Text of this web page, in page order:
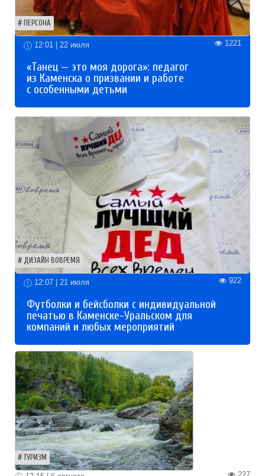
ПЕРСОНА
12:01 | 22 июля 1221
«Танец — это моя дорога»: педагог
из Каменска о призвании и работе
с особенными детьми
ДИЗАЙН ВОВРЕМЯ
12:07 | 21 июля 922
Футболки и бейсболки с индивидуальной
печатью в Каменске-Уральском для
компаний и любых мероприятий
ТУРИЗМ